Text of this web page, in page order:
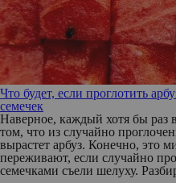
Что будет, если проглотить
семечек
Наверное, каждый хотя бы
том, что из случайно
вырастет арбуз. Конечно, это
переживают, если случайно
семечками съели шелуху.